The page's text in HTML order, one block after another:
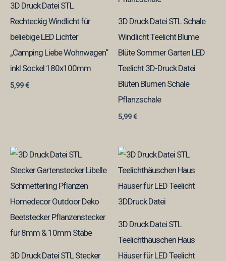
3D Druck Datei STL
Rechteckig Windlicht für
beliebige LED Lichter
„Camping Liebe Wohnwagen“
inkl Sockel 180x100mm
5,99€
3D Druck Datei STL Schale
Windlicht Teelicht Blume
Blüte Sommer Garten LED
Teelicht 3D-Druck Datei
Blüten Blumen Schale
Pflanzschale
5,99€
3D Druck Datei STL Stecker
3D Druck Datei STL
Teelichthäuschen Haus
Häuser für LED Teelicht